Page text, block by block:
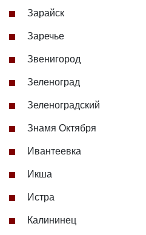
Зарайск
Заречье
Звенигород
Зеленоград
Зеленоградский
Знамя Октября
Ивантеевка
Икша
Истра
Калининец